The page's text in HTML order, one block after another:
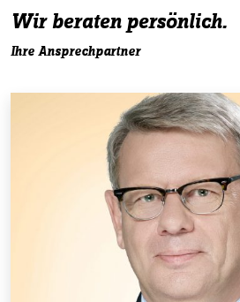
Wir beraten persönlich.
Ihre Ansprechpartner